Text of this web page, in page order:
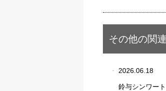
その他の関
2026.06.18
鈴与シンワー
パ